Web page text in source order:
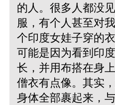
的人。很多人都没
服，有个人甚至对
个印度女娃子穿的
可能是因为看到印
长，并用布搭在身
僧衣有点像。其实
身体全部裹起来，